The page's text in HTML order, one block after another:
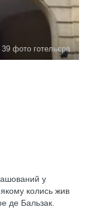
39 фото готельєра
у
колись жив
де Бальзак.